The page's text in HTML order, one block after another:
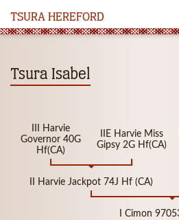
TSURA HEREFORD
Tsura Isabel
III Harvie
Governor 40G
Hf(CA)
IIE Harvie Miss
Gipsy 2G Hf(CA)
II Harvie Jackpot 74J Hf (CA)
I Cimon